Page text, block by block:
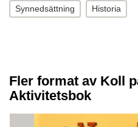
Synnedsättning Historia
Fler format av Koll
Aktivitetsbok